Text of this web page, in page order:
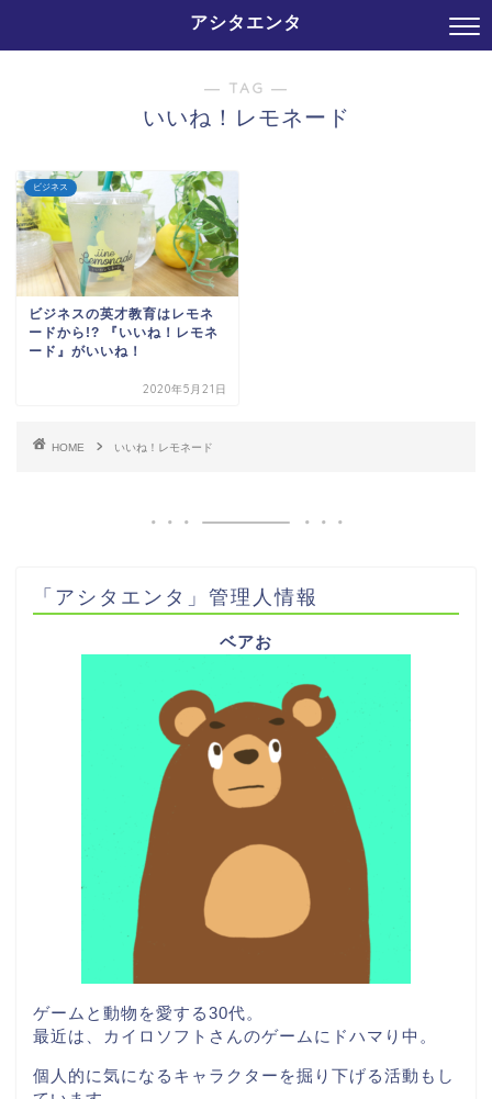
アシタエンタ
― TAG ―
いいね！レモネード
ビジネス
ビジネスの英才教育はレモネ
ードから!? 『いいね！レモネ
ード』がいいね！
2020年5月21日
HOME いいね！レモネード
「アシタエンタ」管理人情報
ベアお
ゲームと動物を愛する30代。
最近は、カイロソフトさんのゲームにドハマり中。
個人的に気になるキャラクターを掘り下げる活動もし